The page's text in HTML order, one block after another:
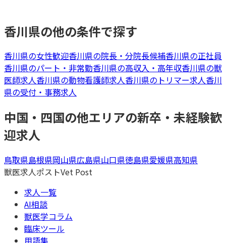
香川県の他の条件で探す
香川県の女性歓迎香川県の院長・分院長候補香川県の正社員
香川県のパート・非常勤香川県の高収入・高年収香川県の獣
医師求人香川県の動物看護師求人香川県の トリマー求人香川
県の受付・事務求人
中国・四国の他エリアの新卒・未経験歓
迎求人
鳥取県島根県岡山県広島県山口県徳島県愛媛県高知県
獣医求人ポストVet Post
求人一覧
AI相談
獣医学コラム
臨床ツール